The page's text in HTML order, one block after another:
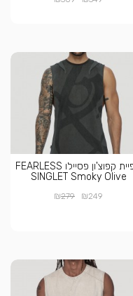
גופיית קפוצ'ון פסיילו FEARLESS
SINGLET Smoky Olive
₪249
₪279